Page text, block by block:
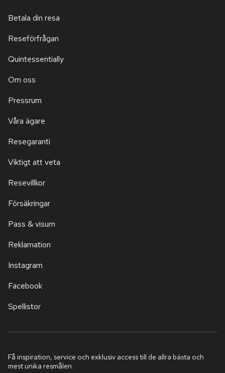
Betala din resa
Reseförfrågan
Quintessentially
Om oss
Pressrum
Våra ägare
Resegaranti
Viktigt att veta
Resevillkor
Försäkringar
Pass & visum
Reklamation
Instagram
Facebook
Spellistor
Få inspiration, service och exklusiv access till de allra bästa och
mest unika resmålen.